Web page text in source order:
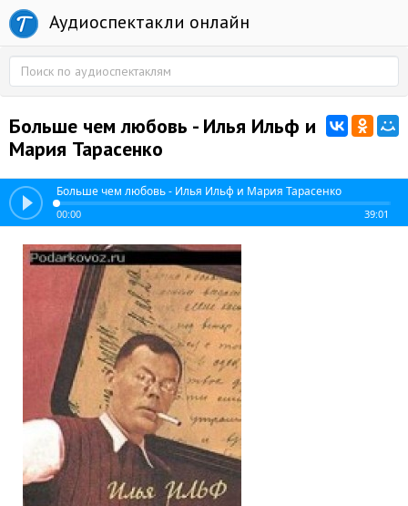
Аудиоспектакли онлайн
Больше чем любовь - Илья Ильф и
Мария Тарасенко
Больше чем любовь - Илья Ильф и Мария Тарасенко
00:00 39:01